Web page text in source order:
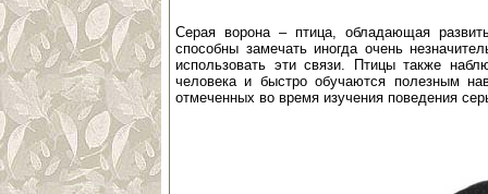
Серая ворона – птица, обладающая
способны замечать иногда очень
использовать эти связи. Птицы также
человека и быстро обучаются полезным
отмеченных во время изучения поведения